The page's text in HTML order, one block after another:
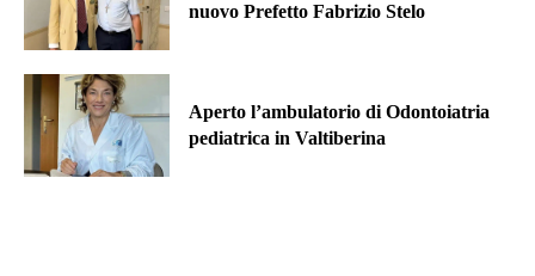
nuovo Prefetto Fabrizio Stelo
Aperto l’ambulatorio di Odontoiatria
pediatrica in Valtiberina